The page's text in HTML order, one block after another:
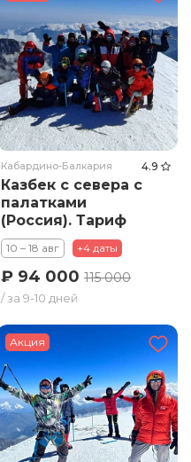
Кабардино-Балкария 4.9
Казбек с севера с
палатками
(Россия). Тариф
Премиум
10 – 18 авг +4 даты
₽ 94 000115 000
/ за 9-10 дней
Акция